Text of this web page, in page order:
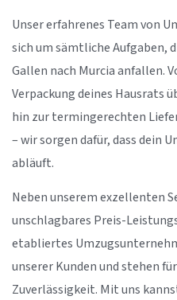
Unser erfahrenes Team von
sich um sämtliche Aufgaben,
Gallen nach Murcia anfallen.
Verpackung deines Hausrats
hin zur termingerechten
– wir sorgen dafür, dass dein
abläuft.
Neben unserem exzellenten
unschlagbares Preis-
etabliertes
unserer Kunden und stehen
Zuverlässigkeit. Mit uns